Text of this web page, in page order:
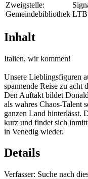
Zweigstelle:
Gemeindebibliothek LTB
Inhalt
Italien, wir kommen!
Unsere Lieblingsfiguren
spannende Reise zu acht
Den Auftakt bildet
als wahres Chaos-Talent
ganzen Land hinterlässt.
kurz und findet sich
in Venedig wieder.
Details
Verfasser: Suche nach